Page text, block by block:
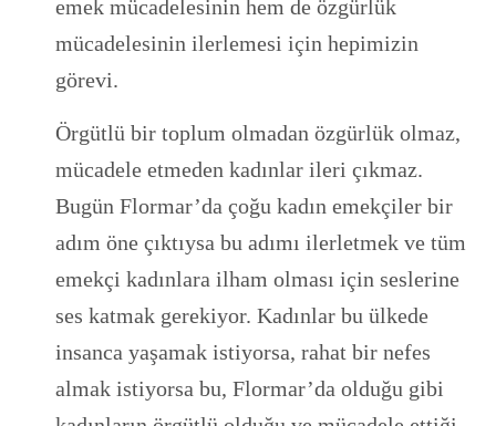
emek mücadelesinin hem de özgürlük
mücadelesinin ilerlemesi için hepimizin
görevi.
Örgütlü bir toplum olmadan özgürlük olmaz,
mücadele etmeden kadınlar ileri çıkmaz.
Bugün Flormar’da çoğu kadın emekçiler bir
adım öne çıktıysa bu adımı ilerletmek ve tüm
emekçi kadınlara ilham olması için seslerine
ses katmak gerekiyor. Kadınlar bu ülkede
insanca yaşamak istiyorsa, rahat bir nefes
almak istiyorsa bu, Flormar’da olduğu gibi